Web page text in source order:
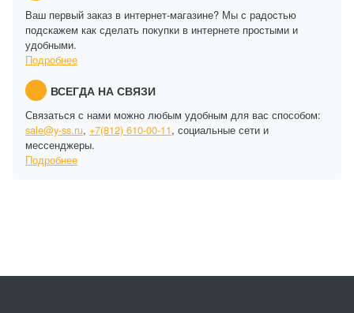
Ваш первый заказ в интернет-магазине? Мы с радостью
подскажем как сделать покупки в интернете простыми и
удобными.
Подробнее
ВСЕГДА НА СВЯЗИ
Связаться с нами можно любым удобным для вас способом:
sale@y-ss.ru, +7(812) 610-00-11, социальные сети и
мессенджеры.
Подробнее